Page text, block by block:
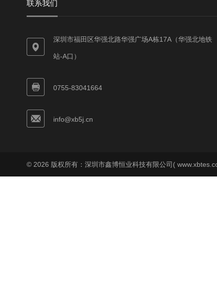
联系我们
深圳市福田区华强北路华强广场A栋17A（华强北地铁
站-A口）
0755-83041664
info@xb5j.cn
© 2026 版权所有：深圳市鑫博恒业科技有限公司(